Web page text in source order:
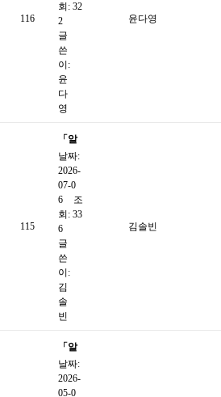
116
지관
년 2
분기
웹진
회: 32
2
글
쓴
이:
윤
다
영
윤다영
115
「알
쓸신
7월
자료
날짜:
2026-
07-0
6
조
회: 33
6
글
쓴
이:
김
솔
빈
김솔빈
「알
쓸신
날짜:
2026-
05-0